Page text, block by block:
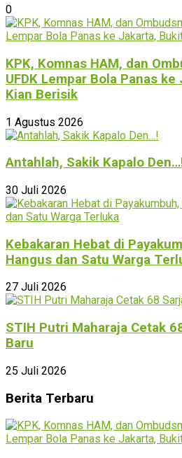
0
KPK, Komnas HAM, dan
UFDK Lempar Bola Panas
Kian Berisik
1 Agustus 2026
Antahlah, Sakik Kapalo
30 Juli 2026
Kebakaran Hebat di
Hangus dan Satu Warga
27 Juli 2026
STIH Putri Maharaja Cetak
Baru
25 Juli 2026
Berita Terbaru